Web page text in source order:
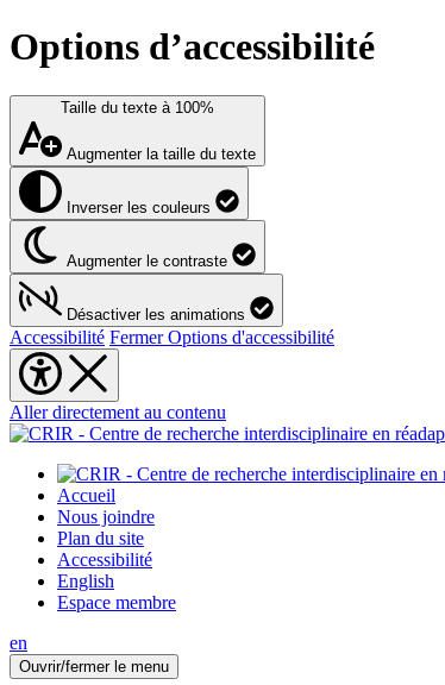
Options d’accessibilité
Taille du texte à 100%
Augmenter la taille du texte
Inverser les couleurs
Augmenter le contraste
Désactiver les animations
Accessibilité Fermer Options d'accessibilité
Aller directement au contenu
Accueil
Nous joindre
Plan du site
Accessibilité
English
Espace membre
en
Ouvrir/fermer le menu